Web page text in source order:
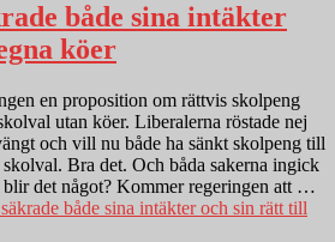
både sina intäkter
köer
en proposition om rättvis skolpeng
utan köer. Liberalerna röstade nej
och vill nu både ha sänkt skolpeng till
Bra det. Och båda sakerna ingick
det något? Kommer regeringen att …
både sina intäkter och sin rätt till